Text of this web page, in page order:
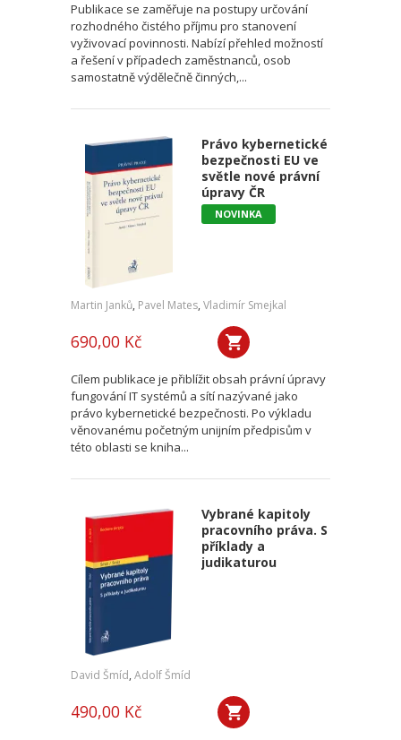
Publikace se zaměřuje na postupy určování
rozhodného čistého příjmu pro stanovení
vyživovací povinnosti. Nabízí přehled možností
a řešení v případech zaměstnanců, osob
samostatně výdělečně činných,...
Právo kybernetické
bezpečnosti EU ve
světle nové právní
úpravy ČR
NOVINKA
Martin Janků, Pavel Mates, Vladimír Smejkal
690,00 Kč
Cílem publikace je přiblížit obsah právní úpravy
fungování IT systémů a sítí nazývané jako
právo kybernetické bezpečnosti. Po výkladu
věnovanému početným unijním předpisům v
této oblasti se kniha...
Vybrané kapitoly
pracovního práva. S
příklady a
judikaturou
David Šmíd, Adolf Šmíd
490,00 Kč